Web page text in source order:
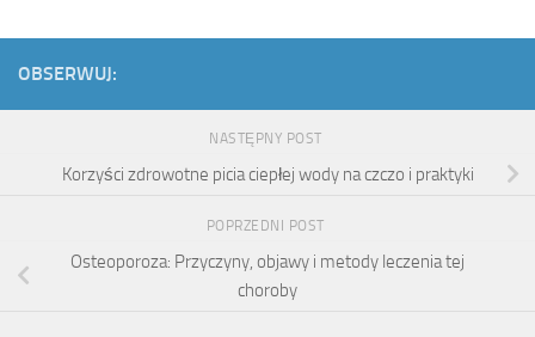
OBSERWUJ:
NASTĘPNY POST
Korzyści zdrowotne picia ciepłej wody na czczo i praktyki
POPRZEDNI POST
Osteoporoza: Przyczyny, objawy i metody leczenia tej
choroby